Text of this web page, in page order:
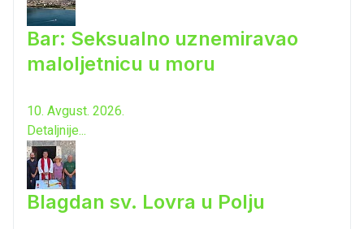
Bar: Seksualno uznemiravao
maloljetnicu u moru
10. Avgust. 2026.
Detaljnije...
Blagdan sv. Lovra u Polju